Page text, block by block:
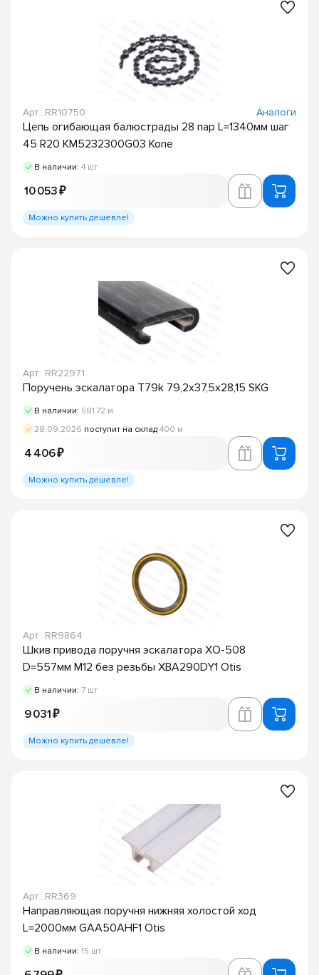
Арт.: RR10750 Аналоги
Цепь огибающая балюстрады 28 пар L=1340мм шаг
45 R20 KM5232300G03 Kone
В наличии: 4 шт
10 053 ₽
Можно купить дешевле!
Арт.: RR22971
Поручень эскалатора T79k 79,2х37,5х28,15 SKG
В наличии: 581.72 м
28.09.2026 поступит на склад 400 м
4 406 ₽
Можно купить дешевле!
Арт.: RR9864
Шкив привода поручня эскалатора XO-508
D=557мм M12 без резьбы XBA290DY1 Otis
В наличии: 7 шт
9 031 ₽
Можно купить дешевле!
Арт.: RR369
Направляющая поручня нижняя холостой ход
L=2000мм GAA50AHF1 Otis
В наличии: 15 шт